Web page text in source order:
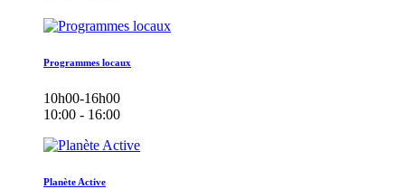
Programmes locaux
10h00-16h00
10:00 - 16:00
Planète Active